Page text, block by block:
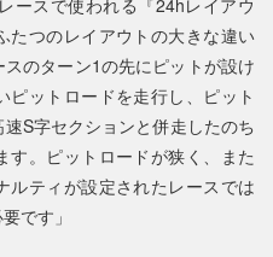
たつのレイアウトの大きな違い
のターン1の先にピットが設け
ピットロードを走行し、ピット
S字セクションと併走したのち
す。ピットロードが狭く、また
ルティが設定されたレースでは
です」